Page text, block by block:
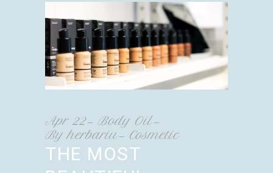
Apr 22
Body Oil
Byherbariu Cosmetic
THE MOST